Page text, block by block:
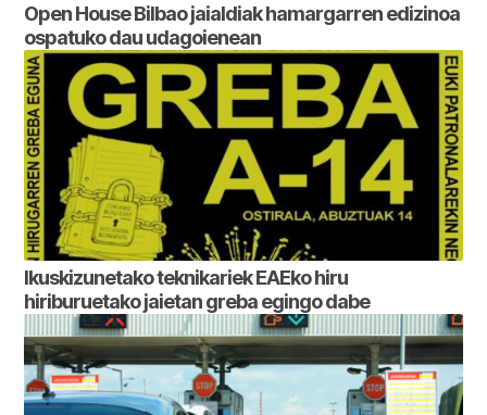
Open House Bilbao jaialdiak hamargarren edizinoa
ospatuko dau udagoienean
Ikuskizunetako teknikariek EAEko hiru
hiriburuetako jaietan greba egingo dabe